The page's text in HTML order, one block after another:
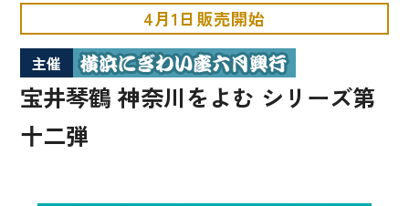
4月1日販売開始
主催
宝井琴鶴 神奈川をよむ シリーズ第
十二弾